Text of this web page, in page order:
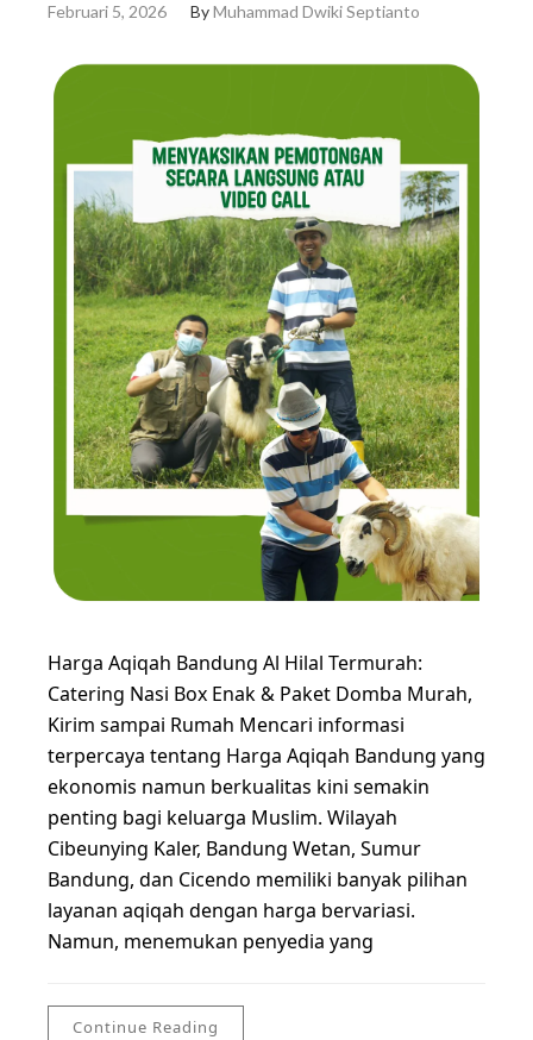
Februari 5, 2026 ByMuhammad Dwiki Septianto
Harga Aqiqah Bandung Al Hilal Termurah:
Catering Nasi Box Enak & Paket Domba Murah,
Kirim sampai Rumah Mencari informasi
terpercaya tentang Harga Aqiqah Bandung yang
ekonomis namun berkualitas kini semakin
penting bagi keluarga Muslim. Wilayah
Cibeunying Kaler, Bandung Wetan, Sumur
Bandung, dan Cicendo memiliki banyak pilihan
layanan aqiqah dengan harga bervariasi.
Namun, menemukan penyedia yang
Continue Reading